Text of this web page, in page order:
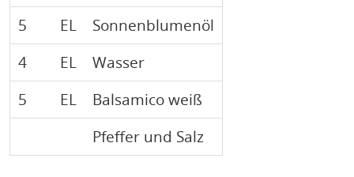
5
EL
Sonnenblumenöl
4
EL
Wasser
5
EL
Balsamico weiß
Pfeffer und Salz